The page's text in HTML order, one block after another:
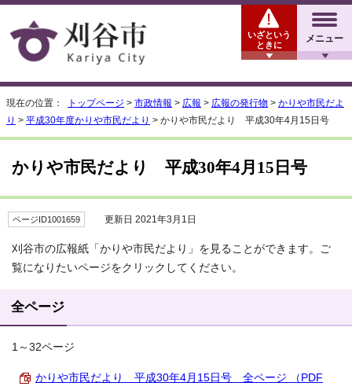
メニュー
いざという
ときに
現在の位置： トップページ > 市政情報 > 広報 > 広報の発行物 > かりや市民だよ
り > 平成30年度かりや市民だより > かりや市民だより 平成30年4月15日号
かりや市民だより 平成30年4月15日号
ページID1001659 更新日 2021年3月1日
刈谷市の広報紙「かりや市民だより」を見ることができます。ご
覧になりたいページをクリックしてください。
全ページ
1～32ページ
かりや市民だより 平成30年4月15日号 全ページ （PDF